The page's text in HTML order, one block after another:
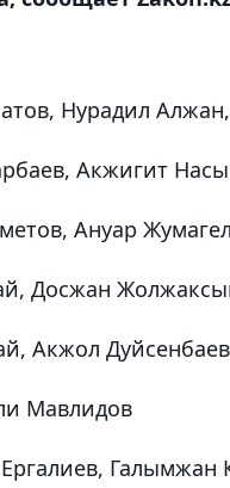
Нурадил
Акжигит
Ануар
Досжан
Акжол Дуйсенбаев
Мавлидов